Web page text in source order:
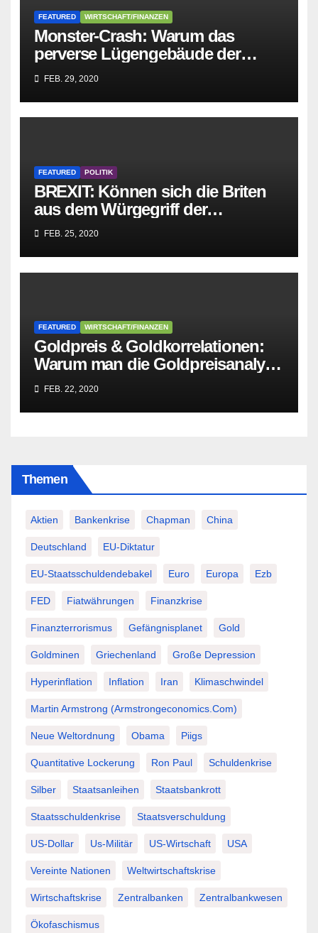
FEATURED WIRTSCHAFT/FINANZEN
Monster-Crash: Warum das
perverse Lügengebäude der
Sozialisten in sich
zusammenbricht!
FEB. 29, 2020
FEATURED POLITIK
BREXIT: Können sich die Briten
aus dem Würgegriff der
parasitären EU-Mafia befreien?
FEB. 25, 2020
FEATURED WIRTSCHAFT/FINANZEN
Goldpreis & Goldkorrelationen:
Warum man die Goldpreisanalyse
besser Profis überlässt!
FEB. 22, 2020
Themen
Aktien Bankenkrise Chapman China
Deutschland EU-Diktatur
EU-Staatsschuldendebakel Euro Europa Ezb
FED Fiatwährungen Finanzkrise
Finanzterrorismus Gefängnisplanet Gold
Goldminen Griechenland Große Depression
Hyperinflation Inflation Iran Klimaschwindel
Martin Armstrong (Armstrongeconomics.com)
Neue Weltordnung Obama Piigs
Quantitative Lockerung Ron Paul Schuldenkrise
Silber Staatsanleihen Staatsbankrott
Staatsschuldenkrise Staatsverschuldung
US-Dollar Us-Militär US-Wirtschaft USA
Vereinte Nationen Weltwirtschaftskrise
Wirtschaftskrise Zentralbanken Zentralbankwesen
Ökofaschismus